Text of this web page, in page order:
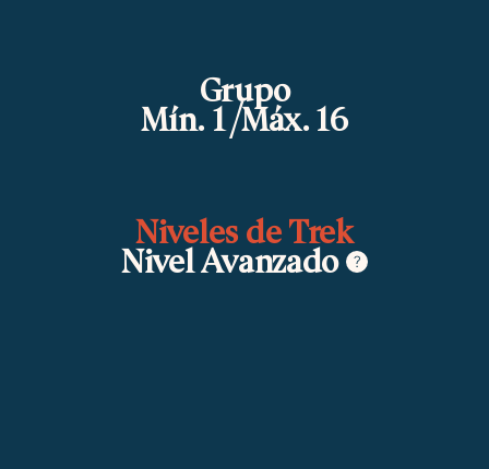
Grupo
Mín. 1 /Máx. 16
Niveles de Trek
Nivel Avanzado